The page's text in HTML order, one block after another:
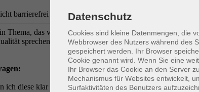
barrierefrei
Thema, das viele Fragen, Unsicherheiten und alte
sprechen können. Es geht darum, die eigene Haltung
ich diese klar ausdrücken?
Datenschutz
Cookies sind kleine Datenmengen, die
Webbrowser des Nutzers während des
gespeichert werden. Ihr Browser
Cookie genannt wird. Wenn Sie eine
Ihr Browser das Cookie an den Server
Mechanismus für Websites entwickelt,
Surfaktivitäten des Benutzers